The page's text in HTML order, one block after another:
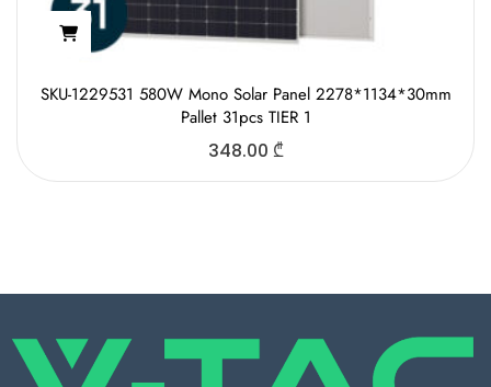
SKU-1229531 580W Mono Solar Panel 2278*1134*30mm
Pallet 31pcs TIER 1
348.00 ₾